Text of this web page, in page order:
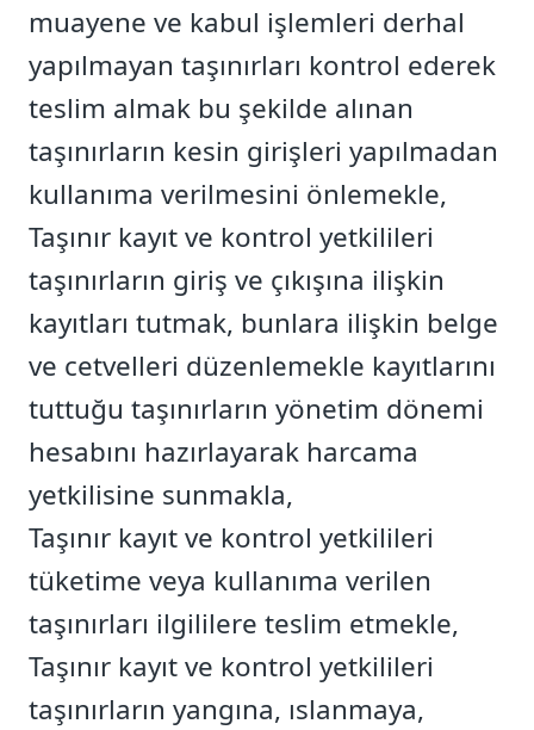
muayene ve kabul işlemleri derhal
yapılmayan taşınırları kontrol ederek
teslim almak bu şekilde alınan
taşınırların kesin girişleri yapılmadan
kullanıma verilmesini önlemekle,
Taşınır kayıt ve kontrol yetkilileri
taşınırların giriş ve çıkışına ilişkin
kayıtları tutmak, bunlara ilişkin belge
ve cetvelleri düzenlemekle kayıtlarını
tuttuğu taşınırların yönetim dönemi
hesabını hazırlayarak harcama
yetkilisine sunmakla,
Taşınır kayıt ve kontrol yetkilileri
tüketime veya kullanıma verilen
taşınırları ilgililere teslim etmekle,
Taşınır kayıt ve kontrol yetkilileri
taşınırların yangına, ıslanmaya,